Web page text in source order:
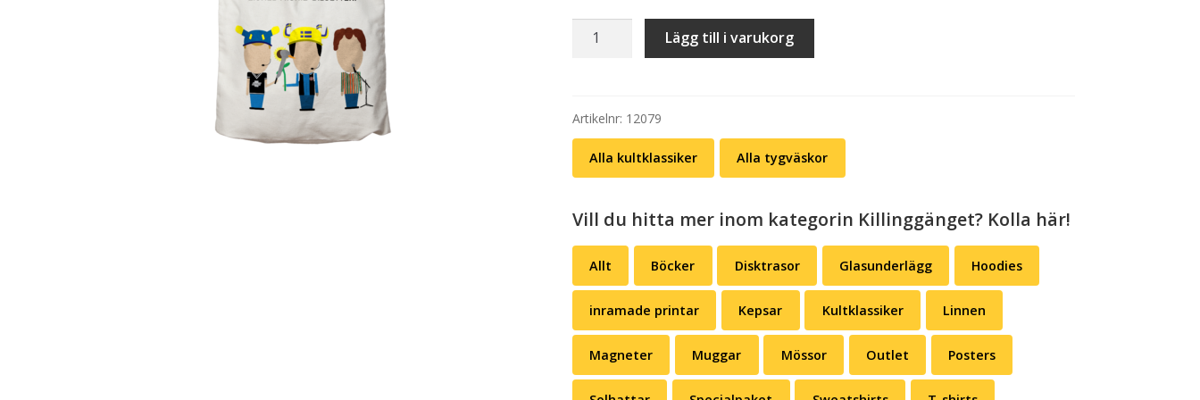
Tygväska:
Richie-
biljetter
mängd
Lägg till i varukorg
Artikelnr: 12079
Alla kultklassiker Alla tygväskor
Vill du hitta mer inom kategorin Killinggänget? Kolla här!
Allt Böcker Disktrasor Glasunderlägg Hoodies
inramade printar Kepsar Kultklassiker Linnen
Magneter Muggar Mössor Outlet Posters